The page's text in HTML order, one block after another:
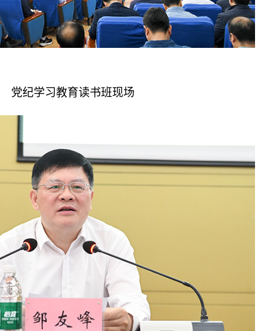
党纪学习教育读书班现场